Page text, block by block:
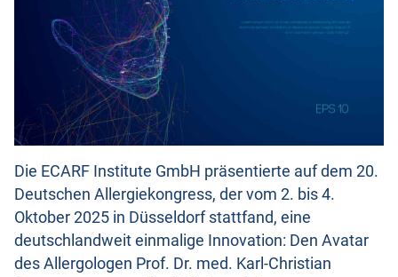
Die ECARF Institute GmbH präsentierte auf dem 20.
Deutschen Allergiekongress, der vom 2. bis 4.
Oktober 2025 in Düsseldorf stattfand, eine
deutschlandweit einmalige Innovation: Den Avatar
des Allergologen Prof. Dr. med. Karl-Christian